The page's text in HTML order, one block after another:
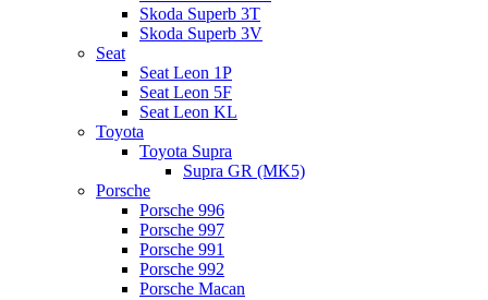
Skoda Superb 3T
Skoda Superb 3V
Seat
Seat Leon 1P
Seat Leon 5F
Seat Leon KL
Toyota
Toyota Supra
Supra GR (MK5)
Porsche
Porsche 996
Porsche 997
Porsche 991
Porsche 992
Porsche Macan